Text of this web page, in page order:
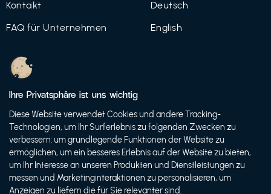
Kontakt
FAQ für Unternehmen
Datenschutz
Nutzungsbedingungen
Deutsch
English
© 2021 FutureBens GmbH
Ihre Privatsphäre ist uns wichtig
Diese Website verwendet Cookies und andere Tracking-
Technologien, um Ihr Surferlebnis zu folgenden Zwecken zu
verbessern: um grundlegende Funktionen der Website zu
ermöglichen, um ein besseres Erlebnis auf der Website zu bieten,
um Ihr Interesse an unseren Produkten und Dienstleistungen zu
messen und Marketinginteraktionen zu personalisieren, um
Anzeigen zu liefern die für Sie relevanter sind.